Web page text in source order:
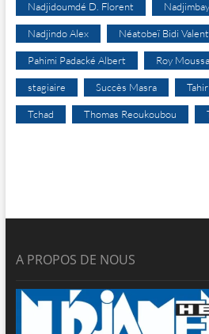
Nadjidoumdé D. Florent
Nadjindo Alex Néatobeï Bidi
Pahimi Padacké Albert Roy Moussa
stagiaire Succès Masra
Tchad Thomas Reoukoubou
A PROPOS DE NOUS